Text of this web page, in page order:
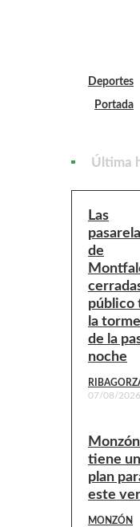
Deportes
Portada
Última
Las
de
público
la
de la
noche
07/08/2026
Monzón
tiene un
plan
este
MONZÓN